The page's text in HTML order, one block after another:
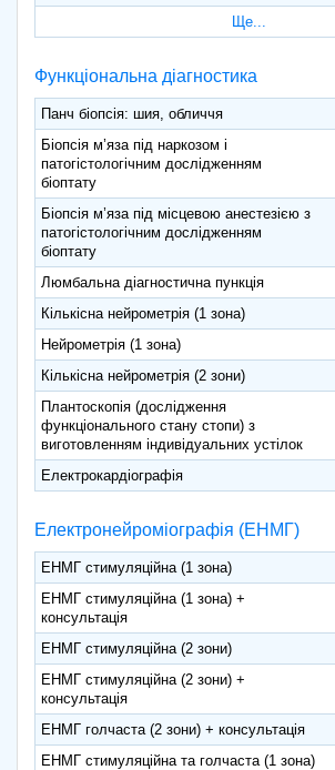
Ще...
Функціональна діагностика
Панч біопсія: шия, обличчя
Біопсія м’яза під наркозом і
патогістологічним дослідженням
біоптату
Біопсія м’яза під місцевою анестезією з
патогістологічним дослідженням
біоптату
Люмбальна діагностична пункція
Кількісна нейрометрія (1 зона)
Нейрометрія (1 зона)
Кількісна нейрометрія (2 зони)
Плантоскопія (дослідження
функціонального стану стопи) з
виготовленням індивідуальних устілок
Електрокардіографія
Електронейроміографія (ЕНМГ)
ЕНМГ стимуляційна (1 зона)
ЕНМГ стимуляційна (1 зона) +
консультація
ЕНМГ стимуляційна (2 зони)
ЕНМГ стимуляційна (2 зони) +
консультація
ЕНМГ голчаста (2 зони) + консультація
ЕНМГ стимуляційна та голчаста (1 зона)